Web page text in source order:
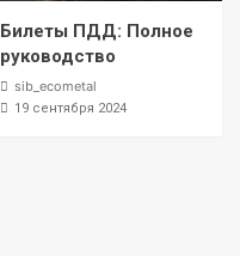
Билеты ПДД: Полное
руководство
sib_ecometal
19 сентября 2024